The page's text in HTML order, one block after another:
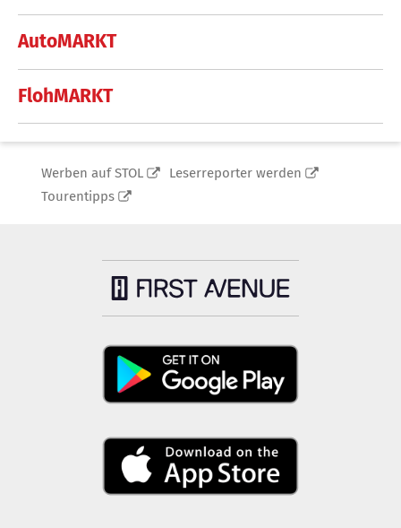
AutoMARKT
FlohMARKT
Werben auf STOL
Leserreporter werden
Tourentipps